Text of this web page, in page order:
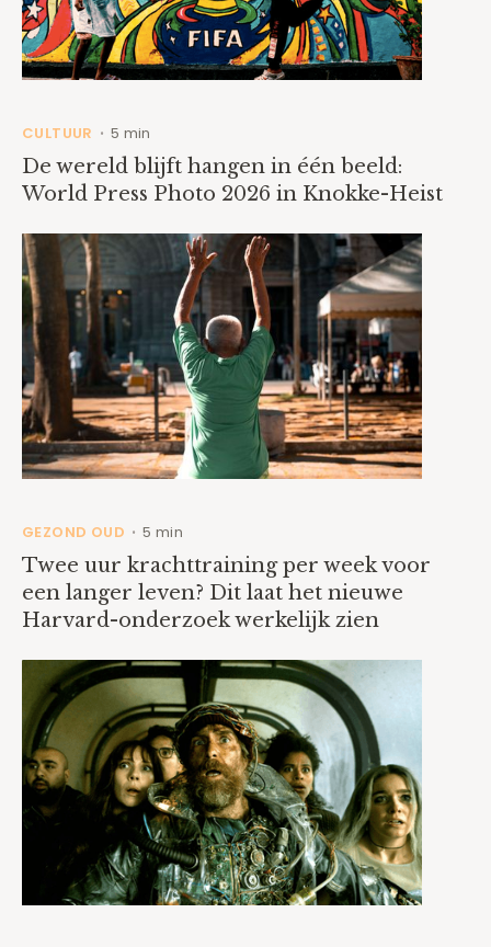
CULTUUR • 5 min
De wereld blijft hangen in één beeld:
World Press Photo 2026 in Knokke-Heist
GEZOND OUD • 5 min
Twee uur krachttraining per week voor
een langer leven? Dit laat het nieuwe
Harvard-onderzoek werkelijk zien